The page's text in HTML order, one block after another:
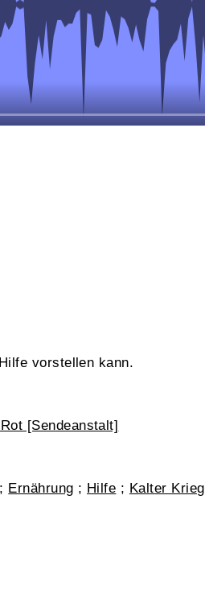
vorstellen kann.
[Sendeanstalt]
; Ernährung ; Hilfe ; Kalter Krieg